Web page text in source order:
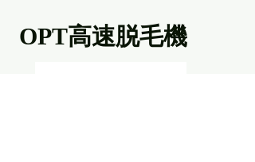
OPT高速脱毛機